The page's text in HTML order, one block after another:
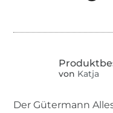
von Katja
Der Gütermann